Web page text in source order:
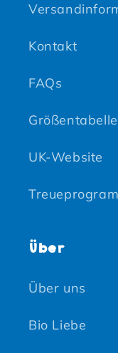
Kontakt
FAQs
Größentabelle
UK-Website
Über
Über uns
Bio Liebe